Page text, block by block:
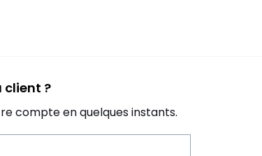
client ?
compte en quelques instants.